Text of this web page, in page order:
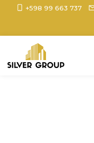
+598 99 663 737